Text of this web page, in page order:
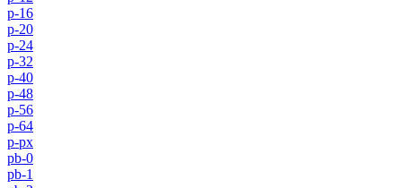
p-16
p-20
p-24
p-32
p-40
p-48
p-56
p-64
p-px
pb-0
pb-1